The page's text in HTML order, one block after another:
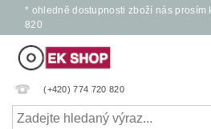
* ohledně dostupnosti zboží nás prosím
820
(+420) 774 720 820